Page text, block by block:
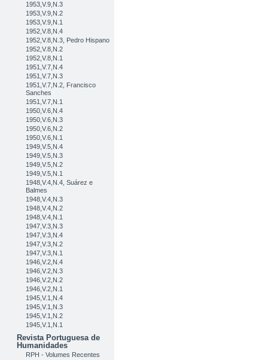
1953,V.9,N.3
1953,V.9,N.2
1953,V.9,N.1
1952,V.8,N.4
1952,V.8,N.3, Pedro Hispano
1952,V.8,N.2
1952,V.8,N.1
1951,V.7,N.4
1951,V.7,N.3
1951,V.7,N.2, Francisco
Sanches
1951,V.7,N.1
1950,V.6,N.4
1950,V.6,N.3
1950,V.6,N.2
1950,V.6,N.1
1949,V.5,N.4
1949,V.5,N.3
1949,V.5,N.2
1949,V.5,N.1
1948,V.4,N.4, Suárez e
Balmes
1948,V.4,N.3
1948,V.4,N.2
1948,V.4,N.1
1947,V.3,N.3
1947,V.3,N.4
1947,V.3,N.2
1947,V.3,N.1
1946,V.2,N.4
1946,V.2,N.3
1946,V.2,N.2
1946,V.2,N.1
1945,V.1,N.4
1945,V.1,N.3
1945,V.1,N.2
1945,V.1,N.1
Revista Portuguesa de
Humanidades
RPH - Volumes Recentes